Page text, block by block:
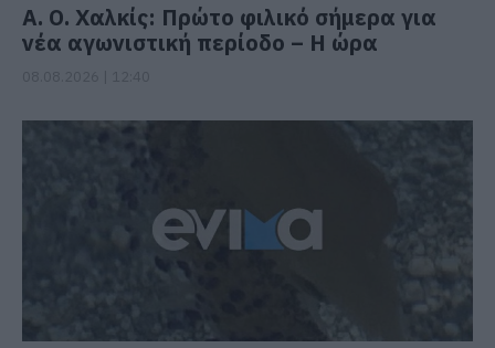
Α. Ο. Χαλκίς: Πρώτο φιλικό σήμερα για
νέα αγωνιστική περίοδο – Η ώρα